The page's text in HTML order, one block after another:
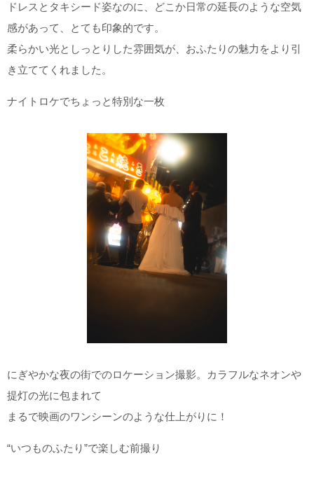
ドレスとタキシード姿なのに、どこか日常の延長のような空気
感があって、とても印象的です。
柔らかい光としっとりした雰囲気が、おふたりの魅力をより引
き立ててくれました。
ナイトロケでちょっと特別な一枚
にぎやかな夜の街でのロケーション撮影。カラフルなネオンや
提灯の光に包まれて
まるで映画のワンシーンのような仕上がりに！
“いつものふたり”で楽しむ前撮り